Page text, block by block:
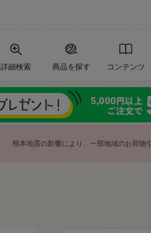
詳細検索 商品を探す コンテンツ
熊本地震の影響により、一部地域のお荷物